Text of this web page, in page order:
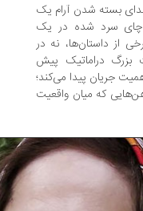
شدن آرام یک
شده در یک
نه در
دراماتیک پیش
پیدا می‌کند؛
که میان واقعیت